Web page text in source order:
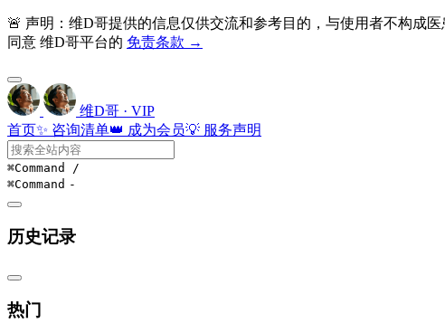
🚨 声明：维D哥提供的信息仅供交流和参考目的，与使用者不构成
同意 维D哥平台的 免责条款 →
维D哥 · VIP
首页✨ 咨询清单👑 成为会员💡 服务声明
⌘Command /
⌘Command -
历史记录
热门